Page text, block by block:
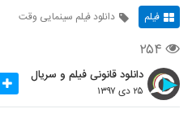
فیلم دانلود فیلم سینمایی وقت
۲۵۴
دانلود قانونی فیلم و سریال
۲۵ دی ۱۳۹۷